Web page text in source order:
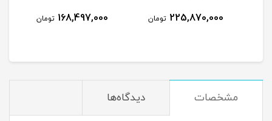
250Nits Matte ROG OLED
225,870,000 تومان 168,497,000 تومان
مشخصات دیدگاه‌ها